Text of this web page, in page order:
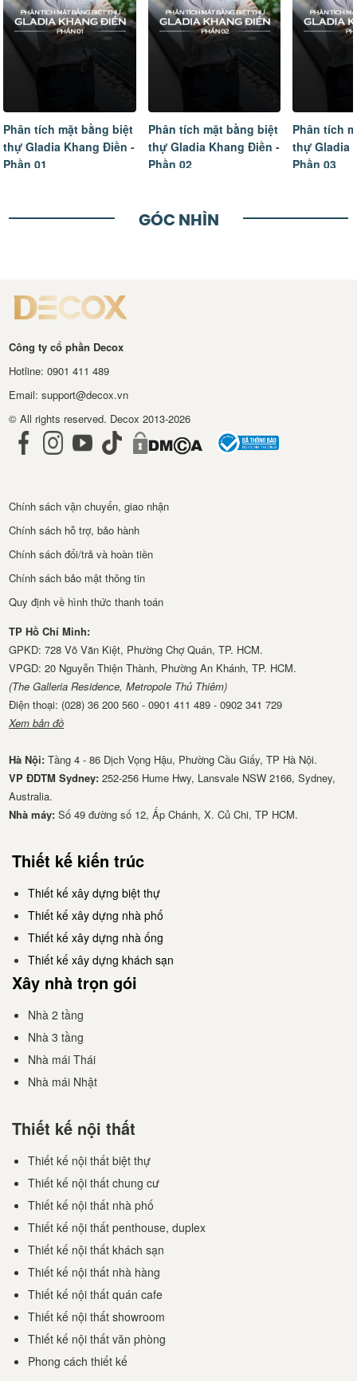
Phân tích mặt bằng biệt
thự Gladia Khang Điền -
Phần 02
Phân tích mặt bằng biệt
thự Gladia Khang Điền -
Phần 03
Tâm sự
ngôi nhà
hoàn thiện
GÓC NHÌN
Công ty cổ phần Decox
Hotline: 0901 411 489
Email: support@decox.vn
© All rights reserved. Decox 2013-2026
Chính sách vận chuyển, giao nhận
Chính sách hỗ trợ, bảo hành
Chính sách đổi/trả và hoàn tiền
Chính sách bảo mật thông tin
Quy định về hình thức thanh toán
TP Hồ Chí Minh:
GPKD: 728 Võ Văn Kiệt, Phường Chợ Quán, TP. HCM.
VPGD: 20 Nguyễn Thiện Thành, Phường An Khánh, TP. HCM.
(The Galleria Residence, Metropole Thủ Thiêm)
Điện thoại: (028) 36 200 560 - 0901 411 489 - 0902 341 729
Xem bản đồ
Hà Nội:Tầng 4 - 86 Dịch Vọng Hậu, Phường Cầu Giấy, TP Hà Nội.
VP ĐDTM Sydney: 252-256 Hume Hwy, Lansvale NSW 2166, Sydney,
Australia.
Nhà má​y: Số 49 đường số 12, Ấp Chánh, X. Củ Chi, TP HCM.
Thiết kế kiến trúc
Thiết kế xây dựng biệt thự
Thiết kế xây dựng nhà phố
Thiết kế xây dựng nhà ống
Thiết kế xây dựng khách sạn
Xây nhà trọn gói
Nhà 2 tầng
Nhà 3 tầng
Nhà mái Thái
Nhà mái Nhật
Thiết kế nội thất
Thiết kế nội thất biệt thự
Thiết kế nội thất chung cư
Thiết kế nội thất nhà phố
Thiết kế nội thất penthouse, duplex
Thiết kế nội thất khách sạn
Thiết kế nội thất nhà hàng
Thiết kế nội thất quán cafe
Thiết kế nội thất showroom
Thiết kế nội thất văn phòng
Phong cách thiết kế